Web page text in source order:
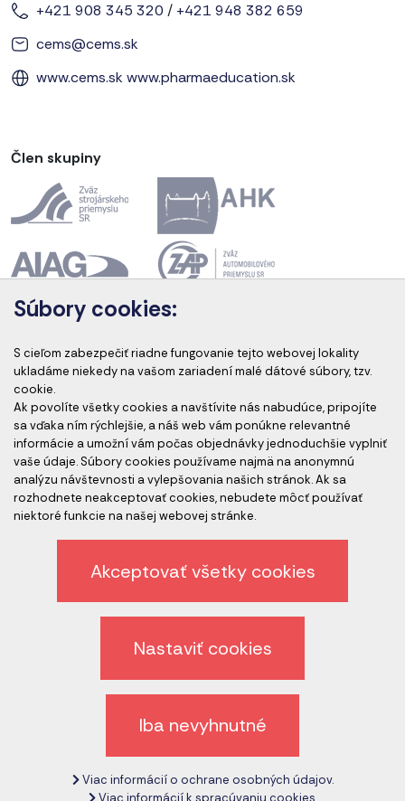
+421 908 345 320 / +421 948 382 659
cems@cems.sk
www.cems.skwww.pharmaeducation.sk
Člen skupiny
Akreditácia kurzov
Akreditovaní audítori
Etický kódex spoločnosti
Ochrana osobných údajov
Odhlásenie z newslettera
Zrušiť nastavenie cookies
Súbory cookies:
S cieľom zabezpečiť riadne fungovanie tejto webovej lokality
ukladáme niekedy na vašom zariadení malé dátové súbory, tzv.
cookie.
Ak povolíte všetky cookies a navštívite nás nabudúce, pripojíte
sa vďaka ním rýchlejšie, a náš web vám ponúkne relevantné
informácie a umožní vám počas objednávky jednoduchšie vyplniť
vaše údaje. Súbory cookies používame najmä na anonymnú
analýzu návštevnosti a vylepšovania našich stránok. Ak sa
rozhodnete neakceptovať cookies, nebudete môcť používať
niektoré funkcie na našej webovej stránke.
Akceptovať všetky cookies
Nastaviť cookies
Iba nevyhnutné
Viac informácií o ochrane osobných údajov.
Viac informácií k spracúvaniu cookies.